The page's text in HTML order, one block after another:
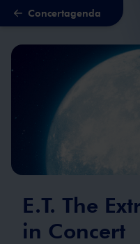
Naar hoofdcontent
Concertagenda
E.T. The
in Concert